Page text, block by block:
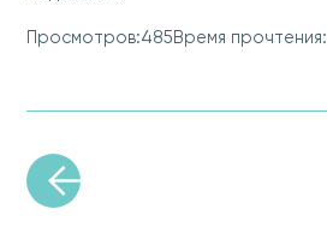
Просмотров:485 Время прочтения: